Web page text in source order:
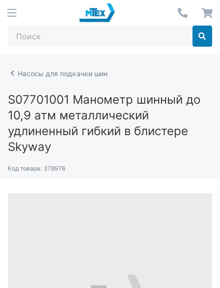
Насосы для подкачки шин
S07701001 Манометр шинный до
10,9 атм металлический
удлиненный гибкий в блистере
Skyway
Код товара: 378976